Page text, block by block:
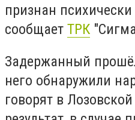
признан
сообщает ТРК
Задержанный
него обнаружили
говорят в